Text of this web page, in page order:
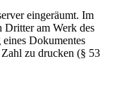
eingeräumt. Im
Dritter am Werk des
Dokumentes
zu drucken (§ 53